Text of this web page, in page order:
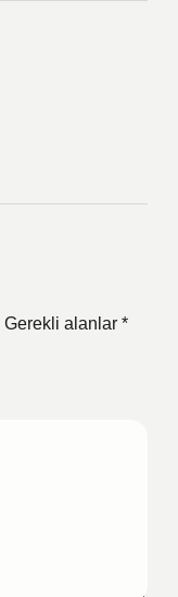
Gerekli alanlar *